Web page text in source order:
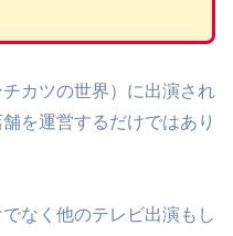
カツの世界）に出演され
を運営するだけではあり
なく他のテレビ出演もし